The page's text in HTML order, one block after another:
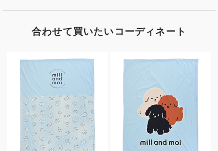
合わせて買いたいコーディネート